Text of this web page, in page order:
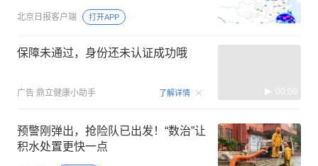
北京日报客户端 打开APP
保障未通过，身份还未认证成功哦
广告 鼎立健康小助手 了解详情 00:06
预警刚弹出，抢险队已出发！“数治”让
积水处置更快一点